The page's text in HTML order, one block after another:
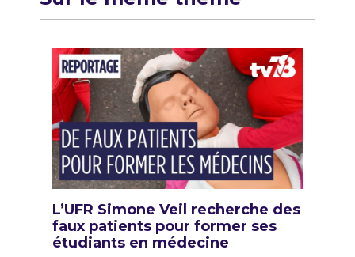
L’UFR Simone Veil recherche des
faux patients pour former ses
étudiants en médecine